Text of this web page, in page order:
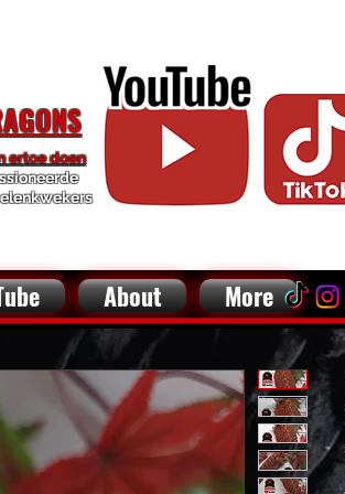
ertoe doen
About More